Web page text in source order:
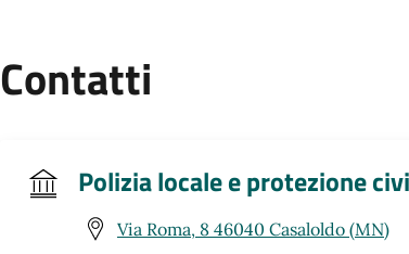
Contatti
Polizia locale e protezione
Via Roma, 8 46040 Casaloldo (MN)